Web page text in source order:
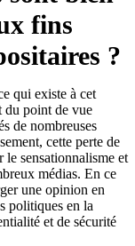
fins
?
qui existe à cet
du point de vue
de nombreuses
cette perte de
le sensationnalisme et
médias. En ce
une opinion en
politiques en la
et de sécurité